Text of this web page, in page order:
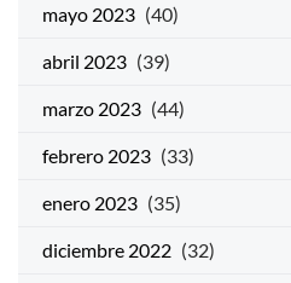
mayo 2023 (40)
abril 2023 (39)
marzo 2023 (44)
febrero 2023 (33)
enero 2023 (35)
diciembre 2022 (32)